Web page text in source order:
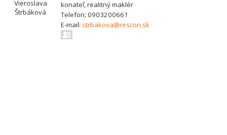
konateľ, realitný maklér
Telefon: 0903200661
E-mail: strbakova@rescon.sk